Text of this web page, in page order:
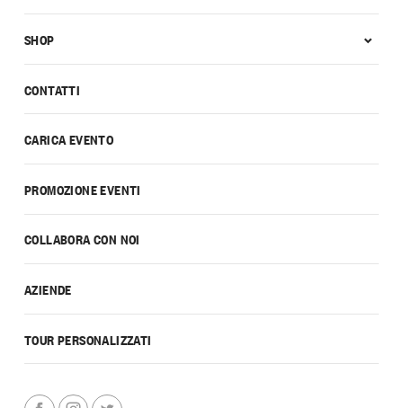
CONTATTI
CARICA EVENTO
PROMOZIONE EVENTI
COLLABORA CON NOI
AZIENDE
TOUR PERSONALIZZATI
SHOP